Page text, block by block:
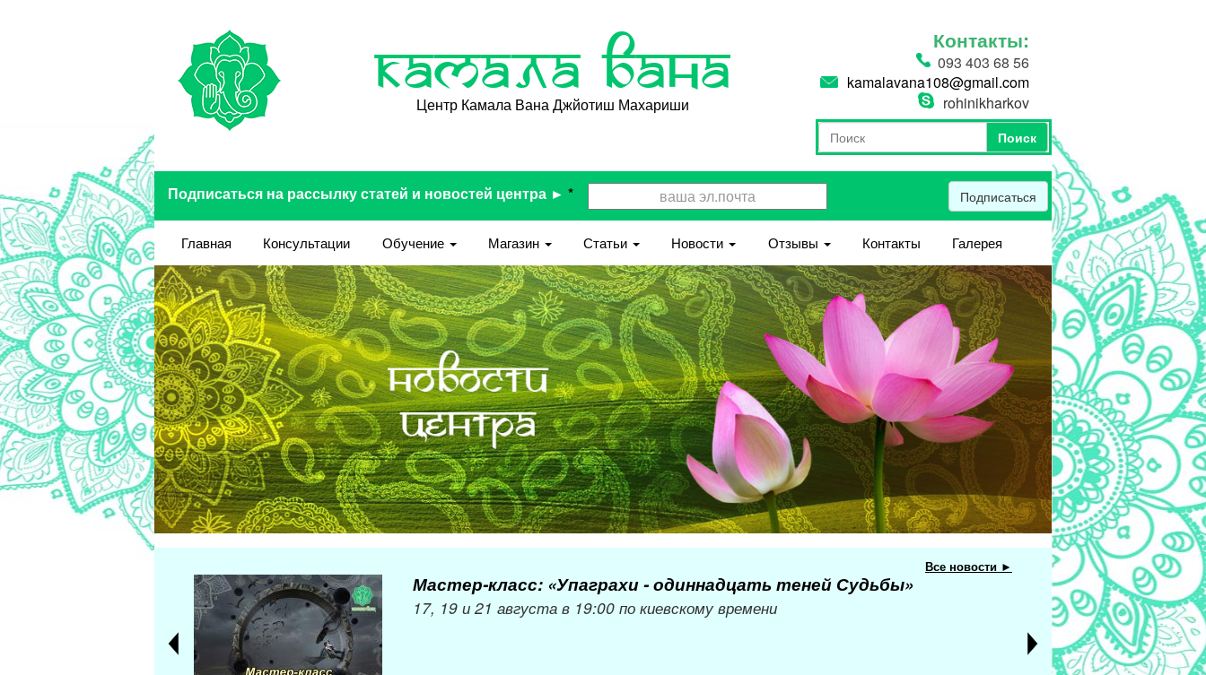
Камала Вана
Центр Камала Вана Джйотиш Махариши
Контакты:
093 403 68 56
kamalavana108@gmail.com
rohinikharkov
Форма поиска
Поиск
Поиск
Подписаться на рассылку статей и новостей центра ► * Подписаться
Главная Консультации Обучение Магазин Статьи Новости Отзывы Контакты Галерея
Все новости ►
Мастер-класс: «Упаграхи - одиннадцать теней Судьбы»
17, 19 и 21 августа в 19:00 по киевскому времени